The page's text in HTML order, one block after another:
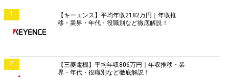
1
【キーエンス】平均年収2182万円｜年収推
移・業界・年代・役職別など徹底解説！
2
【三菱電機】平均年収806万円｜年収推移・業
界・年代・役職別など徹底解説！